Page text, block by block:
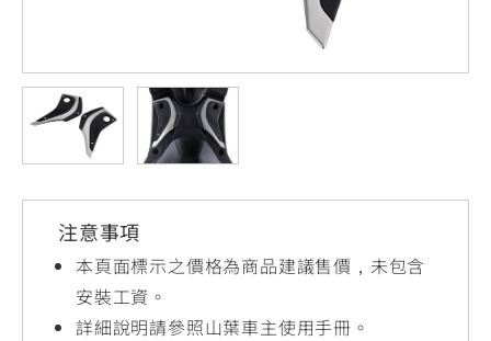
YZF-R3
251~549
YZF-R15
150
07
Y-
AMT
MT-
07
MT-
251~549
MT-
150
NMAX
150
AUGUR
150
FORCE
2.0
150
RS NEO
125
注意事項
本頁面標示之價格為商品建議售價，未包含
安裝工資。
詳細說明請參照山葉車主使用手冊。